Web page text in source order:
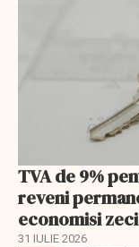
TVA de 9%
reveni
economisi
31 IULIE 2026